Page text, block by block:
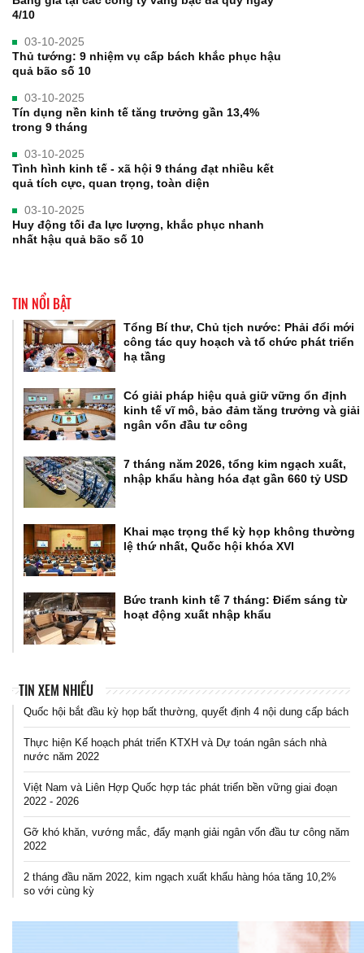
4/10
03-10-2025
Thủ tướng: 9 nhiệm vụ cấp bách khắc phục hậu
quả bão số 10
03-10-2025
Tín dụng nền kinh tế tăng trưởng gần 13,4%
trong 9 tháng
03-10-2025
Tình hình kinh tế - xã hội 9 tháng đạt nhiều kết
quả tích cực, quan trọng, toàn diện
03-10-2025
Huy động tối đa lực lượng, khắc phục nhanh
nhất hậu quả bão số 10
TIN NỔI BẬT
Tổng Bí thư, Chủ tịch nước: Phải đổi mới
công tác quy hoạch và tổ chức phát triển
hạ tầng
Có giải pháp hiệu quả giữ vững ổn định
kinh tế vĩ mô, bảo đảm tăng trưởng và giải
ngân vốn đầu tư công
7 tháng năm 2026, tổng kim ngạch xuất,
nhập khẩu hàng hóa đạt gần 660 tỷ USD
Khai mạc trọng thể kỳ họp không thường
lệ thứ nhất, Quốc hội khóa XVI
Bức tranh kinh tế 7 tháng: Điểm sáng từ
hoạt động xuất nhập khẩu
TIN XEM NHIỀU
Quốc hội bắt đầu kỳ họp bất thường, quyết định 4 nội dung cấp bách
Thực hiện Kế hoạch phát triển KTXH và Dự toán ngân sách nhà
nước năm 2022
Việt Nam và Liên Hợp Quốc hợp tác phát triển bền vững giai đoạn
2022 - 2026
Gỡ khó khăn, vướng mắc, đẩy mạnh giải ngân vốn đầu tư công năm
2022
2 tháng đầu năm 2022, kim ngạch xuất khẩu hàng hóa tăng 10,2%
so với cùng kỳ